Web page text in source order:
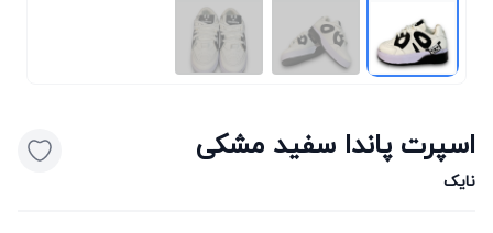
اسپرت پاندا سفید مشکی
نایک